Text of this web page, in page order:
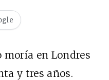
moría en Londres
y tres años.